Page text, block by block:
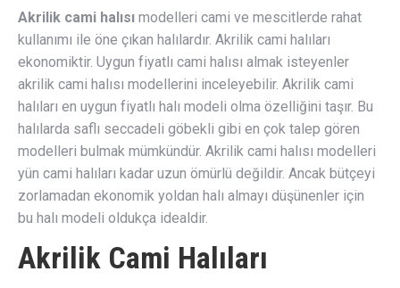
Akrilik cami halısı modelleri cami ve mescitlerde rahat
kullanımı ile öne çıkan halılardır. Akrilik cami halıları
ekonomiktir. Uygun fiyatlı cami halısı almak isteyenler
akrilik cami halısı modellerini inceleyebilir. Akrilik cami
halıları en uygun fiyatlı halı modeli olma özelliğini taşır. Bu
halılarda saflı seccadeli göbekli gibi en çok talep gören
modelleri bulmak mümkündür. Akrilik cami halısı modelleri
yün cami halıları kadar uzun ömürlü değildir. Ancak bütçeyi
zorlamadan ekonomik yoldan halı almayı düşünenler için
bu halı modeli oldukça idealdir.
Akrilik Cami Halıları